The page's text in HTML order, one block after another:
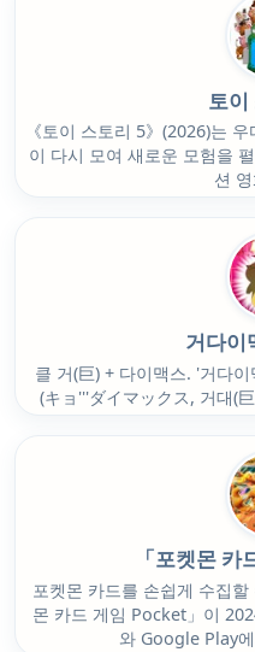
토이
《토이 스토리 5》(2026)는
이 다시 모여 새로운 모험을
션
거다이
클 거(巨) + 다이맥스. '거다
(キョ'''ダイマックス, 거대(
「포켓몬
포켓몬 카드를 손쉽게 수집
몬 카드 게임 Pocket」이
와 Google Play